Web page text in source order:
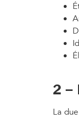
2 –
La